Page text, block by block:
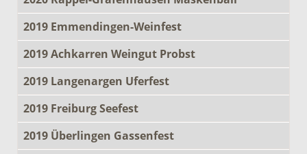
2019 Emmendingen-Weinfest
2019 Achkarren Weingut Probst
2019 Langenargen Uferfest
2019 Freiburg Seefest
2019 Überlingen Gassenfest